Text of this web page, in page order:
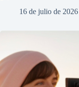
16 de julio de 2026